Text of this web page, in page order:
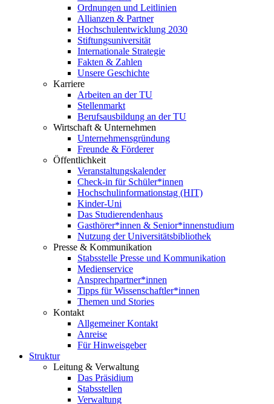
Ordnungen und Leitlinien
Allianzen & Partner
Hochschulentwicklung 2030
Stiftungsuniversität
Internationale Strategie
Fakten & Zahlen
Unsere Geschichte
Karriere
Arbeiten an der TU
Stellenmarkt
Berufsausbildung an der TU
Wirtschaft & Unternehmen
Unternehmensgründung
Freunde & Förderer
Öffentlichkeit
Veranstaltungskalender
Check-in für Schüler*innen
Hochschulinformationstag (HIT)
Kinder-Uni
Das Studierendenhaus
Gasthörer*innen & Senior*innenstudium
Nutzung der Universitätsbibliothek
Presse & Kommunikation
Stabsstelle Presse und Kommunikation
Medienservice
Ansprechpartner*innen
Tipps für Wissenschaftler*innen
Themen und Stories
Kontakt
Allgemeiner Kontakt
Anreise
Für Hinweisgeber
Struktur
Leitung & Verwaltung
Das Präsidium
Stabsstellen
Verwaltung